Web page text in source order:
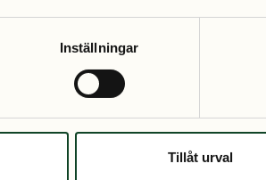
Inställningar
Tillåt urval